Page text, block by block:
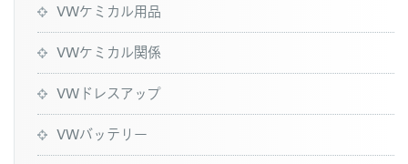
VWケミカル用品
VWケミカル関係
VWドレスアップ
VWバッテリー